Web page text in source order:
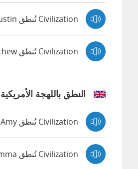
Civilization تُنطق Justin
Civilization تُنطق Matthew
النطق باللهجة الأمريكية
Civilization تُنطق Amy
Civilization تُنطق Emma